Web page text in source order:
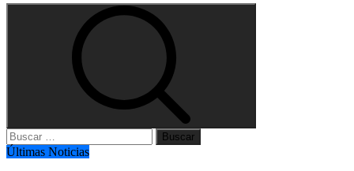
Buscar:
Últimas Noticias